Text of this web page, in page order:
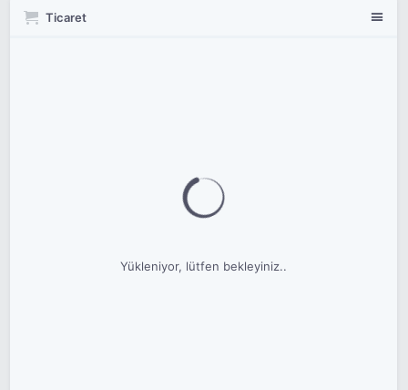
Ticaret
Yükleniyor, lütfen bekleyiniz..